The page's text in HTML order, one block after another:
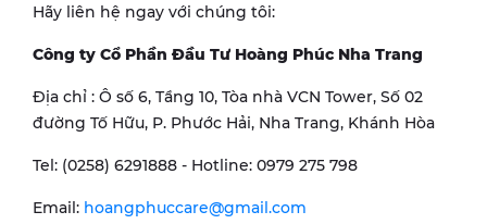
Hãy liên hệ ngay với chúng tôi:
Công ty Cổ Phần Đầu Tư Hoàng Phúc Nha Trang
Địa chỉ : Ô số 6, Tầng 10, Tòa nhà VCN Tower, Số 02
đường Tố Hữu, P. Phước Hải, Nha Trang, Khánh Hòa
Tel: (0258) 6291888 - Hotline: 0979 275 798
Email: hoangphuccare@gmail.com